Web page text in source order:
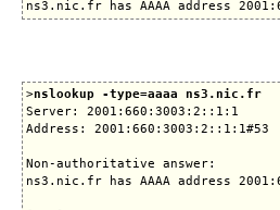
>nslookup -type=aaaa ns3.nic.fr
Server: 2001:660:3003:2::1:1
Address: 2001:660:3003:2::1:1#53
Non-authoritative answer:
ns3.nic.fr has AAAA address